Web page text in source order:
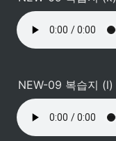
NEW-09 복습지 (l)